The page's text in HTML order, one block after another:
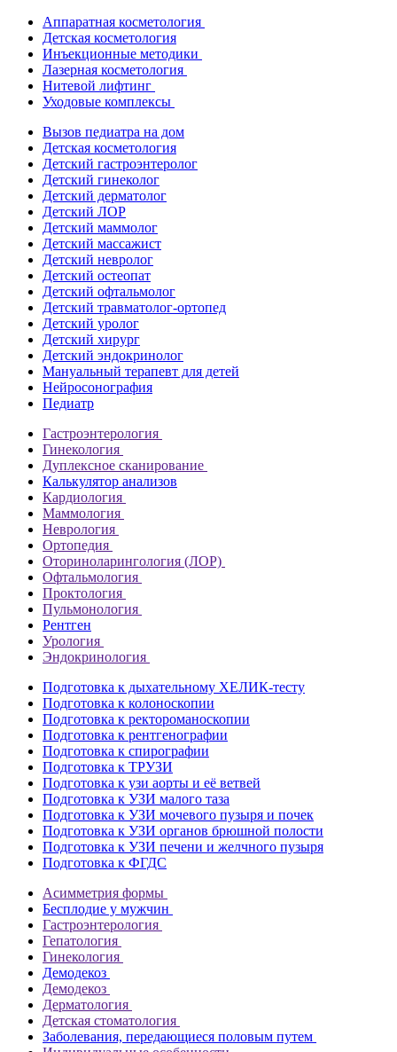
Аппаратная косметология
Детская косметология
Инъекционные методики
Лазерная косметология
Нитевой лифтинг
Уходовые комплексы
Вызов педиатра на дом
Детская косметология
Детский гастроэнтеролог
Детский гинеколог
Детский дерматолог
Детский ЛОР
Детский маммолог
Детский массажист
Детский невролог
Детский остеопат
Детский офтальмолог
Детский травматолог-ортопед
Детский уролог
Детский хирург
Детский эндокринолог
Мануальный терапевт для детей
Нейросонография
Педиатр
Гастроэнтерология
Гинекология
Дуплексное сканирование
Калькулятор анализов
Кардиология
Маммология
Неврология
Ортопедия
Оториноларингология (ЛОР)
Офтальмология
Проктология
Пульмонология
Рентген
Урология
Эндокринология
Подготовка к дыхательному ХЕЛИК-тесту
Подготовка к колоноскопии
Подготовка к ректороманоскопии
Подготовка к рентгенографии
Подготовка к спирографии
Подготовка к ТРУЗИ
Подготовка к узи аорты и её ветвей
Подготовка к УЗИ малого таза
Подготовка к УЗИ мочевого пузыря и почек
Подготовка к УЗИ органов брюшной полости
Подготовка к УЗИ печени и желчного пузыря
Подготовка к ФГДС
Асимметрия формы
Бесплодие у мужчин
Гастроэнтерология
Гепатология
Гинекология
Демодекоз
Демодекоз
Дерматология
Детская стоматология
Заболевания, передающиеся половым путем